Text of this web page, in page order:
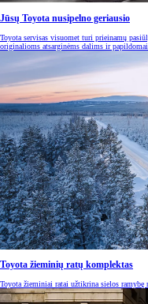
Jūsų Toyota nusipelno geriausio
Toyota servisas visuomet turi prieinamų
originalioms atsarginėms dalims ir papildomai
Toyota žieminių ratų komplektas
Toyota žieminiai ratai užtikrina sielos ramybę